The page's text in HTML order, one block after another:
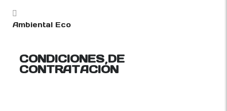
Ambiental Eco
CONDICIONES DE
CONTRATACIÓN